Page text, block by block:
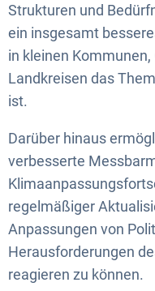
Strukturen und
ein insgesamt
in kleinen
Landkreisen das
ist.
Darüber hinaus
verbesserte
regelmäßiger
Anpassungen von
Herausforderungen
reagieren zu können.